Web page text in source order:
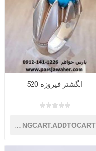
انگشتر فیروزه 520
SHOPPINGCART.ADDTOCART